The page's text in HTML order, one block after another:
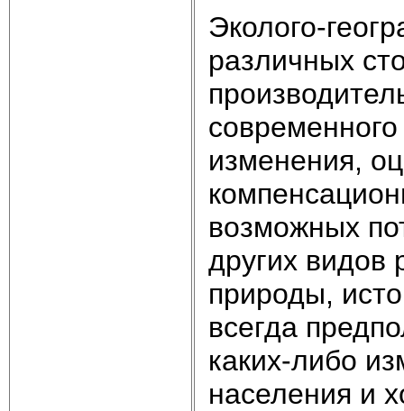
Эколого-
различных
изменения,
возможных
других видов
природы,
всегда
каких-либо
населения и